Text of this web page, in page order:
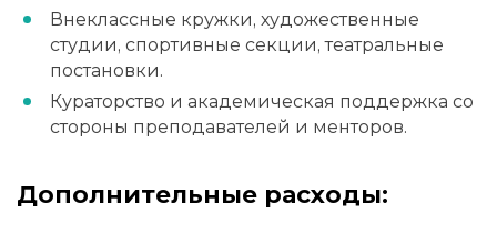
Внеклассные кружки, художественные
студии, спортивные секции, театральные
постановки.
Кураторство и академическая поддержка со
стороны преподавателей и менторов.
Дополнительные расходы: